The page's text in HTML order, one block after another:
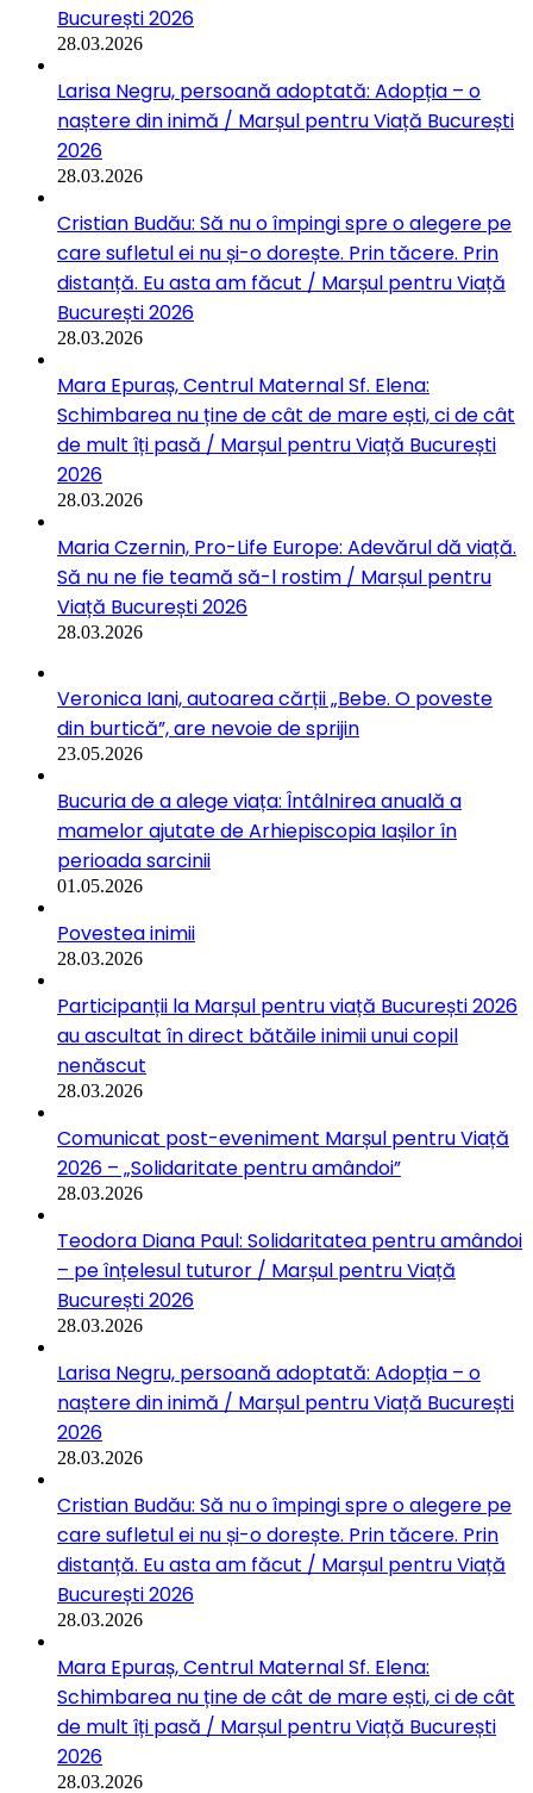
București 2026
28.03.2026
Larisa Negru, persoană adoptată: Adopția – o
naștere din inimă / Marșul pentru Viață București
2026
28.03.2026
Cristian Budău: Să nu o împingi spre o alegere pe
care sufletul ei nu și-o dorește. Prin tăcere. Prin
distanță. Eu asta am făcut / Marșul pentru Viață
București 2026
28.03.2026
Mara Epuraș, Centrul Maternal Sf. Elena:
Schimbarea nu ține de cât de mare ești, ci de cât
de mult îți pasă / Marșul pentru Viață București
2026
28.03.2026
Maria Czernin, Pro-Life Europe: Adevărul dă viață.
Să nu ne fie teamă să-l rostim / Marșul pentru
Viață București 2026
28.03.2026
Veronica Iani, autoarea cărții „Bebe. O poveste
din burtică”, are nevoie de sprijin
23.05.2026
Bucuria de a alege viața: Întâlnirea anuală a
mamelor ajutate de Arhiepiscopia Iașilor în
perioada sarcinii
01.05.2026
Povestea inimii
28.03.2026
Participanții la Marșul pentru viață București 2026
au ascultat în direct bătăile inimii unui copil
nenăscut
28.03.2026
Comunicat post-eveniment Marșul pentru Viață
2026 – „Solidaritate pentru amândoi”
28.03.2026
Teodora Diana Paul: Solidaritatea pentru amândoi
– pe înțelesul tuturor / Marșul pentru Viață
București 2026
28.03.2026
Larisa Negru, persoană adoptată: Adopția – o
naștere din inimă / Marșul pentru Viață București
2026
28.03.2026
Cristian Budău: Să nu o împingi spre o alegere pe
care sufletul ei nu și-o dorește. Prin tăcere. Prin
distanță. Eu asta am făcut / Marșul pentru Viață
București 2026
28.03.2026
Mara Epuraș, Centrul Maternal Sf. Elena:
Schimbarea nu ține de cât de mare ești, ci de cât
de mult îți pasă / Marșul pentru Viață București
2026
28.03.2026